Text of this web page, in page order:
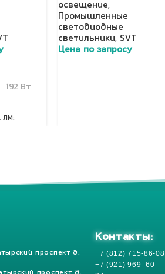
192 Вт
ЛМ
освещение,
Промышленные
светодиодные
светильники, SVT
Цена по запросу
проспект д.
Контакты:
+7 (812) 715-86-08
+7 (921) 969–60–